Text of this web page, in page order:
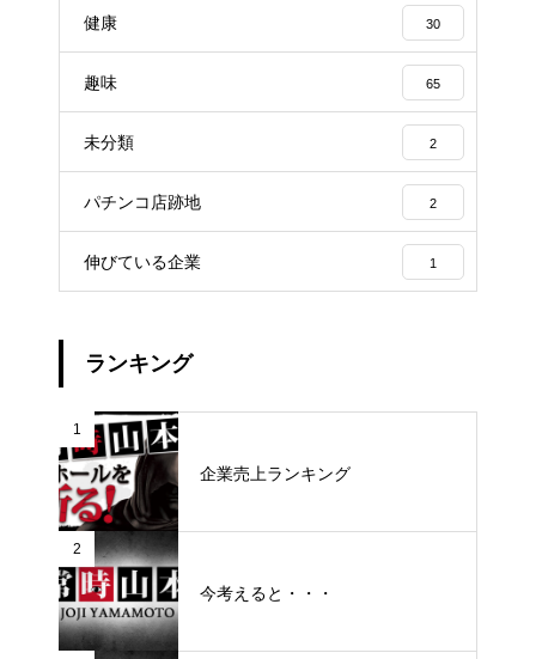
健康 30
趣味 65
未分類 2
パチンコ店跡地 2
伸びている企業 1
ランキング
1
企業売上ランキング
2
今考えると・・・